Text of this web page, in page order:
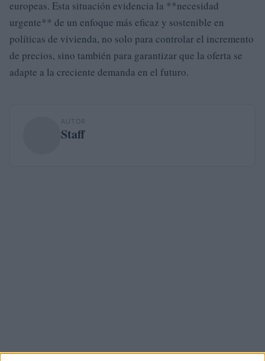
europeas. Esta situación evidencia la **necesidad
urgente** de un enfoque más eficaz y sostenible en
políticas de vivienda, no solo para controlar el incremento
de precios, sino también para garantizar que la oferta se
adapte a la creciente demanda en el futuro.
AUTOR
Staff